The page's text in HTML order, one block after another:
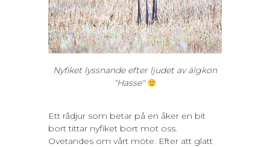
Nyfiket lyssnande efter ljudet av älgkon
"Hasse"
Ett rådjur som betar på en åker en bit
bort tittar nyfiket bort mot oss.
Ovetandes om vårt möte. Efter att glatt